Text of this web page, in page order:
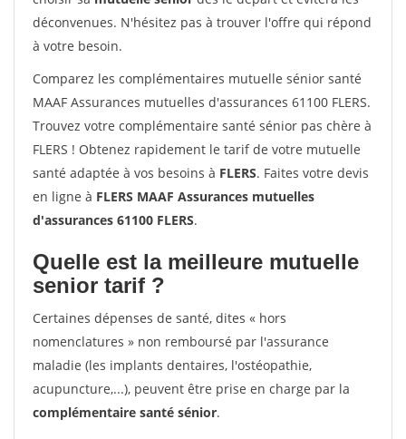
déconvenues. N'hésitez pas à trouver l'offre qui répond
à votre besoin.
Comparez les complémentaires mutuelle sénior santé
MAAF Assurances mutuelles d'assurances 61100 FLERS.
Trouvez votre complémentaire santé sénior pas chère à
FLERS ! Obtenez rapidement le tarif de votre mutuelle
santé adaptée à vos besoins à FLERS. Faites votre devis
en ligne à FLERS MAAF Assurances mutuelles
d'assurances 61100 FLERS.
Quelle est la meilleure mutuelle
senior tarif ?
Certaines dépenses de santé, dites « hors
nomenclatures » non remboursé par l'assurance
maladie (les implants dentaires, l'ostéopathie,
acupuncture,...), peuvent être prise en charge par la
complémentaire santé sénior.